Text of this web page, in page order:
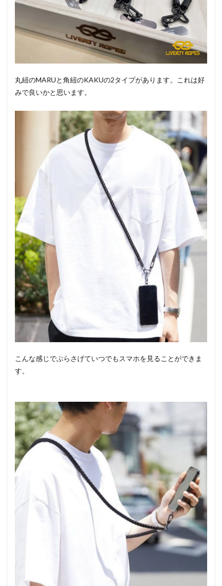
丸紐のMARUと角紐のKAKUの2タイプがあります。これは好
みで良いかと思います。
こんな感じでぶらさげていつでもスマホを見ることができま
す。